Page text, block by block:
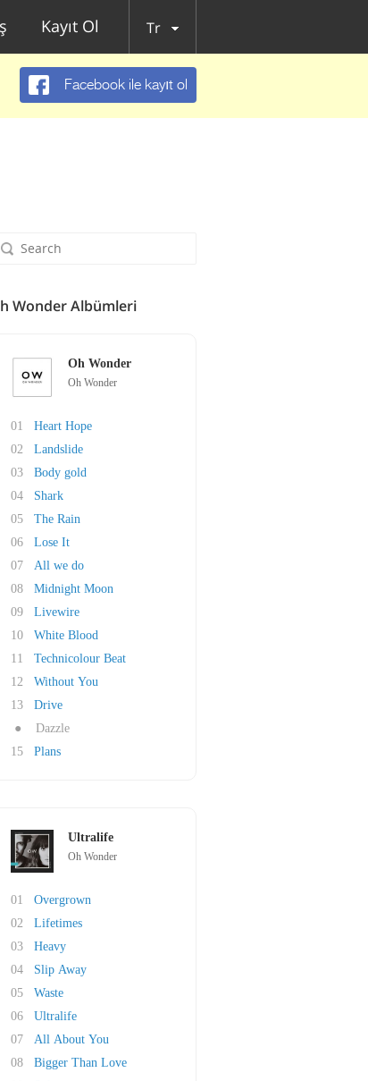
Kayıt Ol Tr
Facebook ile kayıt ol
Wonder Albümleri
Oh Wonder
Oh Wonder
01
Heart Hope
02
Landslide
03
Body gold
04
Shark
05
The Rain
06
Lose It
07
All we do
08
Midnight Moon
09
Livewire
10
White Blood
11
Technicolour Beat
12
Without You
13
Drive
●
Dazzle
15
Plans
Ultralife
Oh Wonder
01
Overgrown
02
Lifetimes
03
Heavy
04
Slip Away
05
Waste
06
Ultralife
07
All About You
08
Bigger Than Love